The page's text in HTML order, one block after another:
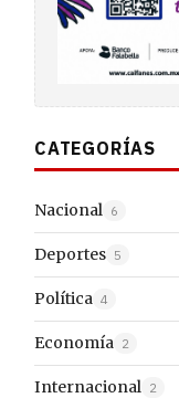
CATEGORÍAS
Nacional 6
Deportes 5
Política 4
Economía 2
Internacional 2